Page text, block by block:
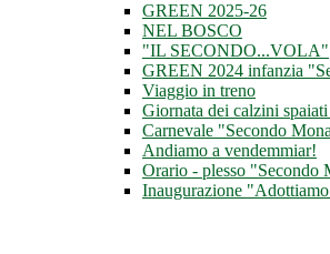
GREEN 2025-26
NEL BOSCO
"IL SECONDO...VOLA"
GREEN 2024 infanzia
Viaggio in treno
Giornata dei calzini
Carnevale "Secondo
Andiamo a vendemmiar!
Orario - plesso "Secondo
Inaugurazione